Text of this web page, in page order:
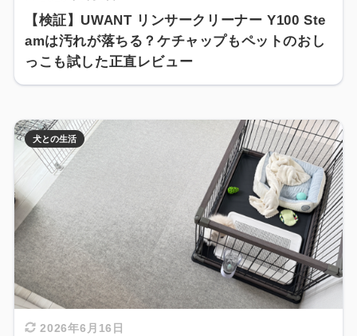
【検証】UWANT リンサークリーナー Y100 Ste
amは汚れが落ちる？ケチャップもペットのおし
っこも試した正直レビュー
2026年6月16日
犬との生活